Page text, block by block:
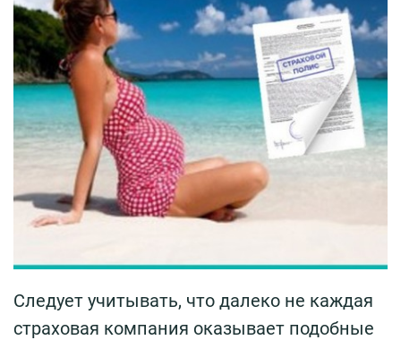
Следует учитывать, что далеко не каждая
страховая компания оказывает подобные